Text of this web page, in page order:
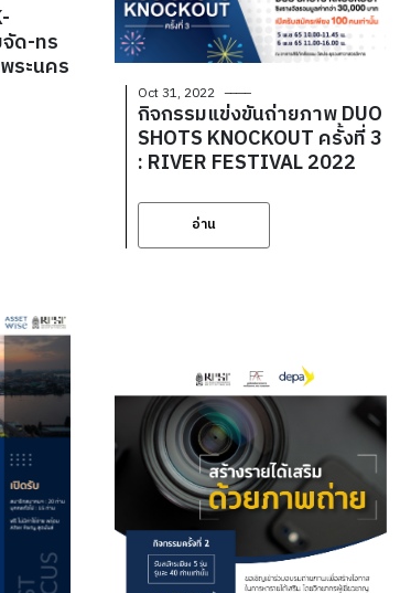
จัด-ทร
ระนคร
Oct 31, 2022
กิจกรรมแข่งขันถ่ายภาพ DUO
SHOTS KNOCKOUT ครั้งที่ 3
: RIVER FESTIVAL 2022
อ่าน